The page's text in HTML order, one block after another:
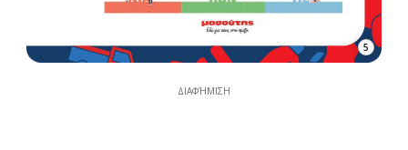
5
ΔΙΑΦΉΜΙΣΗ